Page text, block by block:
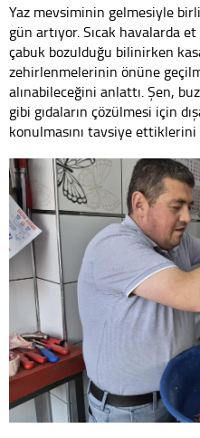
Yaz mevsiminin gelmesiyle
gün artıyor. Sıcak havalarda
çabuk bozulduğu bilinirken
zehirlenmelerinin önüne
alınabileceğini anlattı. Şen,
gibi gıdaların çözülmesi için
konulmasını tavsiye ettiklerini